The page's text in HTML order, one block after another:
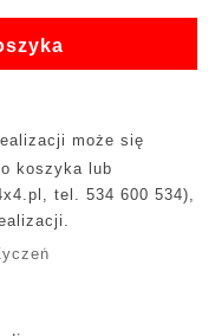
może się
koszyka lub
, tel. 534 600 534),